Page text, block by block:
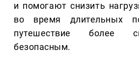
и помогают снизить
во время длительных
путешествие более
безопасным.